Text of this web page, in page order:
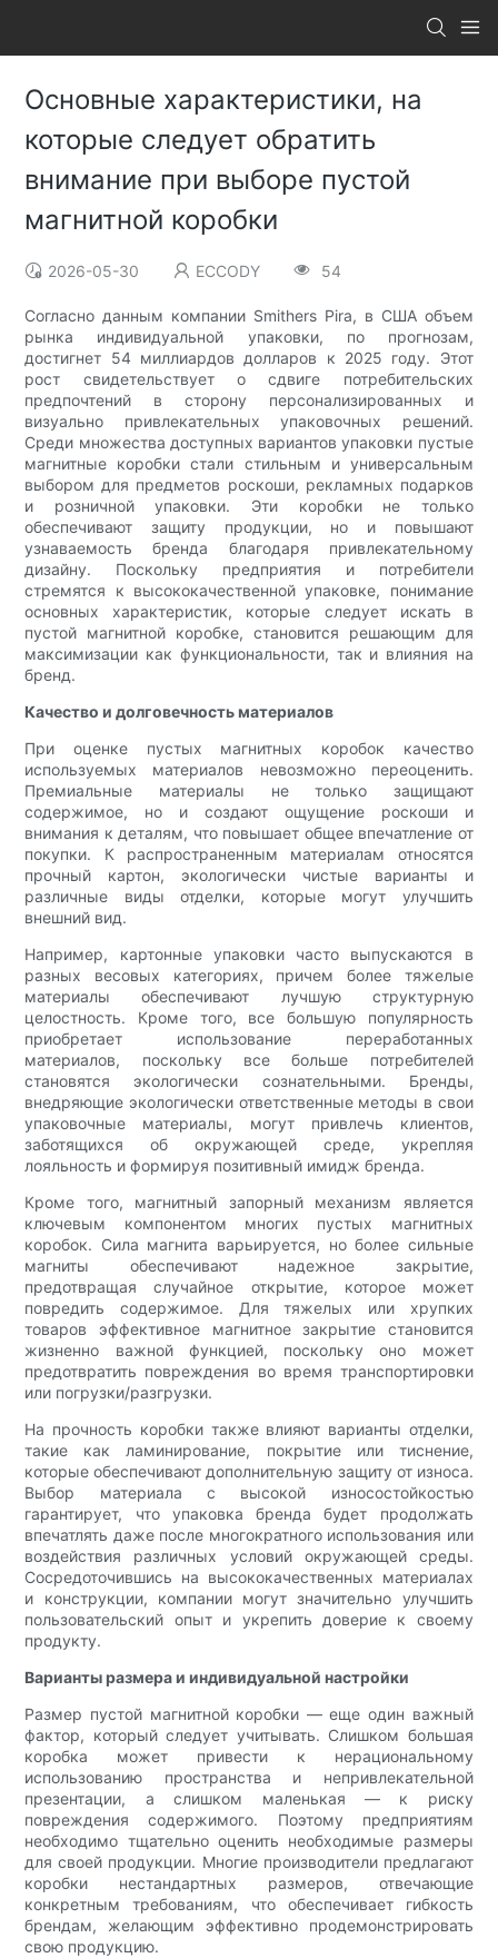
Основные характеристики, на
которые следует обратить
внимание при выборе пустой
магнитной коробки
2026-05-30 ECCODY 54
Согласно данным компании Smithers Pira, в США объем
рынка индивидуальной упаковки, по прогнозам,
достигнет 54 миллиардов долларов к 2025 году. Этот
рост свидетельствует о сдвиге потребительских
предпочтений в сторону персонализированных и
визуально привлекательных упаковочных решений.
Среди множества доступных вариантов упаковки пустые
магнитные коробки стали стильным и универсальным
выбором для предметов роскоши, рекламных подарков
и розничной упаковки. Эти коробки не только
обеспечивают защиту продукции, но и повышают
узнаваемость бренда благодаря привлекательному
дизайну. Поскольку предприятия и потребители
стремятся к высококачественной упаковке, понимание
основных характеристик, которые следует искать в
пустой магнитной коробке, становится решающим для
максимизации как функциональности, так и влияния на
бренд.
Качество и долговечность материалов
При оценке пустых магнитных коробок качество
используемых материалов невозможно переоценить.
Премиальные материалы не только защищают
содержимое, но и создают ощущение роскоши и
внимания к деталям, что повышает общее впечатление от
покупки. К распространенным материалам относятся
прочный картон, экологически чистые варианты и
различные виды отделки, которые могут улучшить
внешний вид.
Например, картонные упаковки часто выпускаются в
разных весовых категориях, причем более тяжелые
материалы обеспечивают лучшую структурную
целостность. Кроме того, все большую популярность
приобретает использование переработанных
материалов, поскольку все больше потребителей
становятся экологически сознательными. Бренды,
внедряющие экологически ответственные методы в свои
упаковочные материалы, могут привлечь клиентов,
заботящихся об окружающей среде, укрепляя
лояльность и формируя позитивный имидж бренда.
Кроме того, магнитный запорный механизм является
ключевым компонентом многих пустых магнитных
коробок. Сила магнита варьируется, но более сильные
магниты обеспечивают надежное закрытие,
предотвращая случайное открытие, которое может
повредить содержимое. Для тяжелых или хрупких
товаров эффективное магнитное закрытие становится
жизненно важной функцией, поскольку оно может
предотвратить повреждения во время транспортировки
или погрузки/разгрузки.
На прочность коробки также влияют варианты отделки,
такие как ламинирование, покрытие или тиснение,
которые обеспечивают дополнительную защиту от износа.
Выбор материала с высокой износостойкостью
гарантирует, что упаковка бренда будет продолжать
впечатлять даже после многократного использования или
воздействия различных условий окружающей среды.
Сосредоточившись на высококачественных материалах
и конструкции, компании могут значительно улучшить
пользовательский опыт и укрепить доверие к своему
продукту.
Варианты размера и индивидуальной настройки
Размер пустой магнитной коробки — еще один важный
фактор, который следует учитывать. Слишком большая
коробка может привести к нерациональному
использованию пространства и непривлекательной
презентации, а слишком маленькая — к риску
повреждения содержимого. Поэтому предприятиям
необходимо тщательно оценить необходимые размеры
для своей продукции. Многие производители предлагают
коробки нестандартных размеров, отвечающие
конкретным требованиям, что обеспечивает гибкость
брендам, желающим эффективно продемонстрировать
свою продукцию.